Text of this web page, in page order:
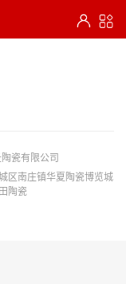
瓷有限公司
区南庄镇华夏陶瓷博览城
陶瓷